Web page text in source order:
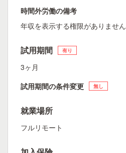
時間外労働の備考
年収を表示する権限がありません
試用期間 有り
3ヶ月
試用期間の条件変更
無し
就業場所
フルリモート